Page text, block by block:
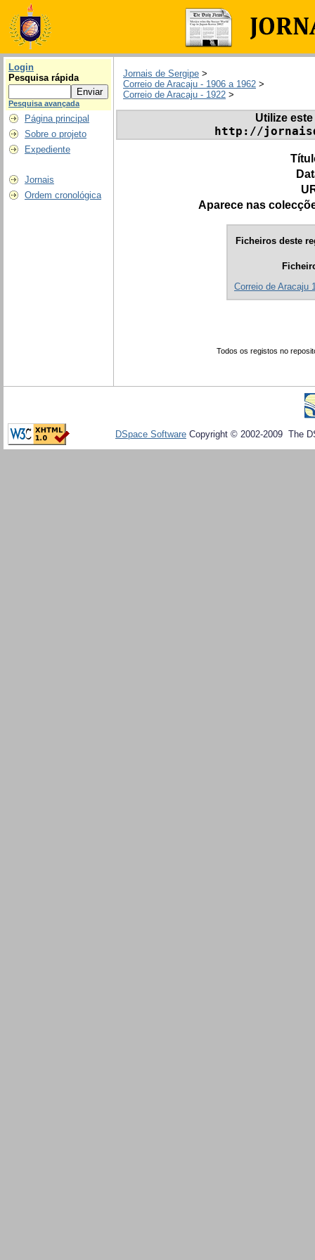
Login
Pesquisa rápida
Pesquisa avançada
Página principal
Sobre o projeto
Expediente
Jornais
Ordem cronológica
Jornais de Sergipe >
Correio de Aracaju - 1906 a 1962 >
Correio de Aracaju - 1922 >
Utilize
http://
Aparece nas
Ficheiros deste
Correio de Aracaju
Todos os registos no
DSpace Software Copyright © 2002-2009 The